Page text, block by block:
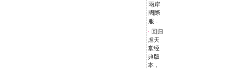
兩岸
國際
服...
· 回归
虐天
堂经
典版
本，